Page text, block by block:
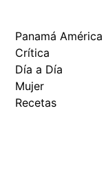
Panamá América
Crítica
Día a Día
Mujer
Recetas